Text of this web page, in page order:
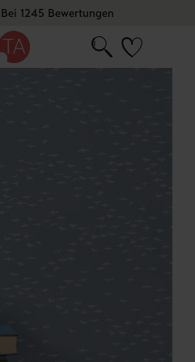
Bei 1245 Bewertungen